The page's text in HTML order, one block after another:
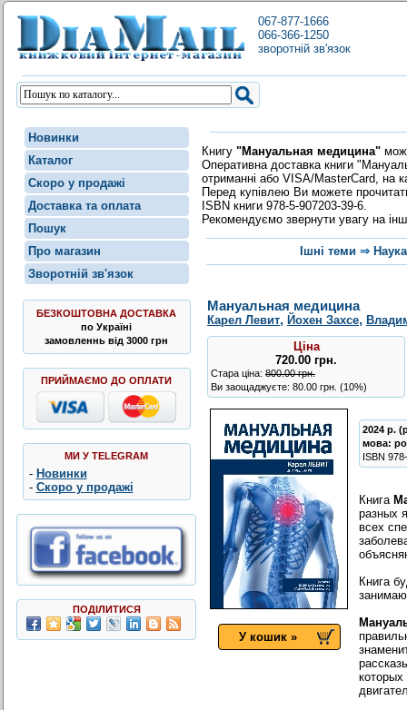
067-877-1666
066-366-1250
зворотній зв'язок
Новинки
Каталог
Скоро у продажі
Доставка та оплата
Пошук
Про магазин
Зворотній зв'язок
БЕЗКОШТОВНА ДОСТАВКА
по Україні
замовленнь від 3000 грн
ПРИЙМАЄМО ДО ОПЛАТИ
МИ У TELEGRAM
- Новинки
- Скоро у продажі
ПОДІЛИТИСЯ
Книгу "Мануальная медицина"
Оперативна доставка книги
отриманні або VISA/MasterCard, на
Перед купівлею Ви можете
ISBN книги 978-5-907203-39-6.
Рекомендуємо звернути увагу на
Ішні теми ⇒
Мануальная медицина
Карел Левит, Йохен Захсе,
Ціна
720.00 грн.
Стара ціна: 800.00 грн.
Ви заощаджуєте: 80.00 грн. (10%)
У кошик »
2024 р.
мова:
ISBN
Книга
разных
всех
Книга